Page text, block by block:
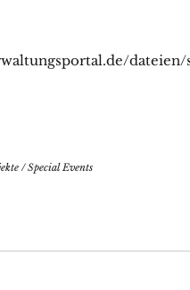
/Special Events